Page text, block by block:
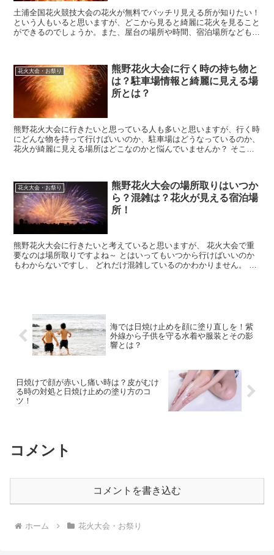
土浦全国花火競技大会の花火が無料でバッチリ見える所が知りたい！
という人もいると思いますが、どこから見ると綺麗に花火を見ること
ができるのでしょうか。また、屋台の場所や時間、宿泊場所なども探
花火大会・お祭り
熊野花火大会に行く時の持ち物と
は？駐車場情報と綺麗に見える場
所とは？
熊野花火大会に行きたいと思っている人も多いと思いますが、行く時
にどんな物を持って行けばいいのか、駐車場はどうなっているのか、
花火が綺麗に見える場所はどこなのかと悩んでいませんか？ そこで
花火大会・お祭り
熊野花火大会の場所取りはいつか
ら？混雑は？花火が見える宿泊場
所！
熊野花火大会に行きたいと考えていると思いますが、 花火大会で重
要なのは場所取りですよね～ とはいってもいつから行けばいいのか
もわからないですし、 どれだけ混雑しているのかわかりません。 遠
海では日焼け止めを顔に塗り直しを！紫
外線から子供を守る水着や服装とその影
響とは？
日焼けで顔が赤いし痛い時は？皮がむけ
る時の対処と日焼け止めの塗り方のコ
ツ！
コメント
コメントを書き込む
ホーム 花火大会・お祭り